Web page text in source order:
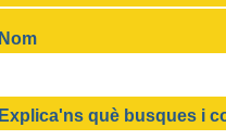
Nom
Explica'ns què busques i